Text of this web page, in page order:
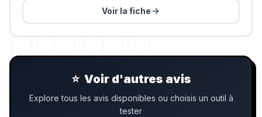
Voir la fiche
⭐ Voir d'autres avis
Explore tous les avis disponibles ou choisis un outil à
tester